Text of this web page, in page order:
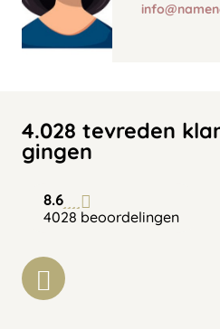
4.028 tevreden
gingen
8.6
4028 beoordelingen